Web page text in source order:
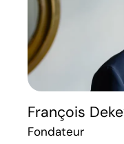
François
Fondateur